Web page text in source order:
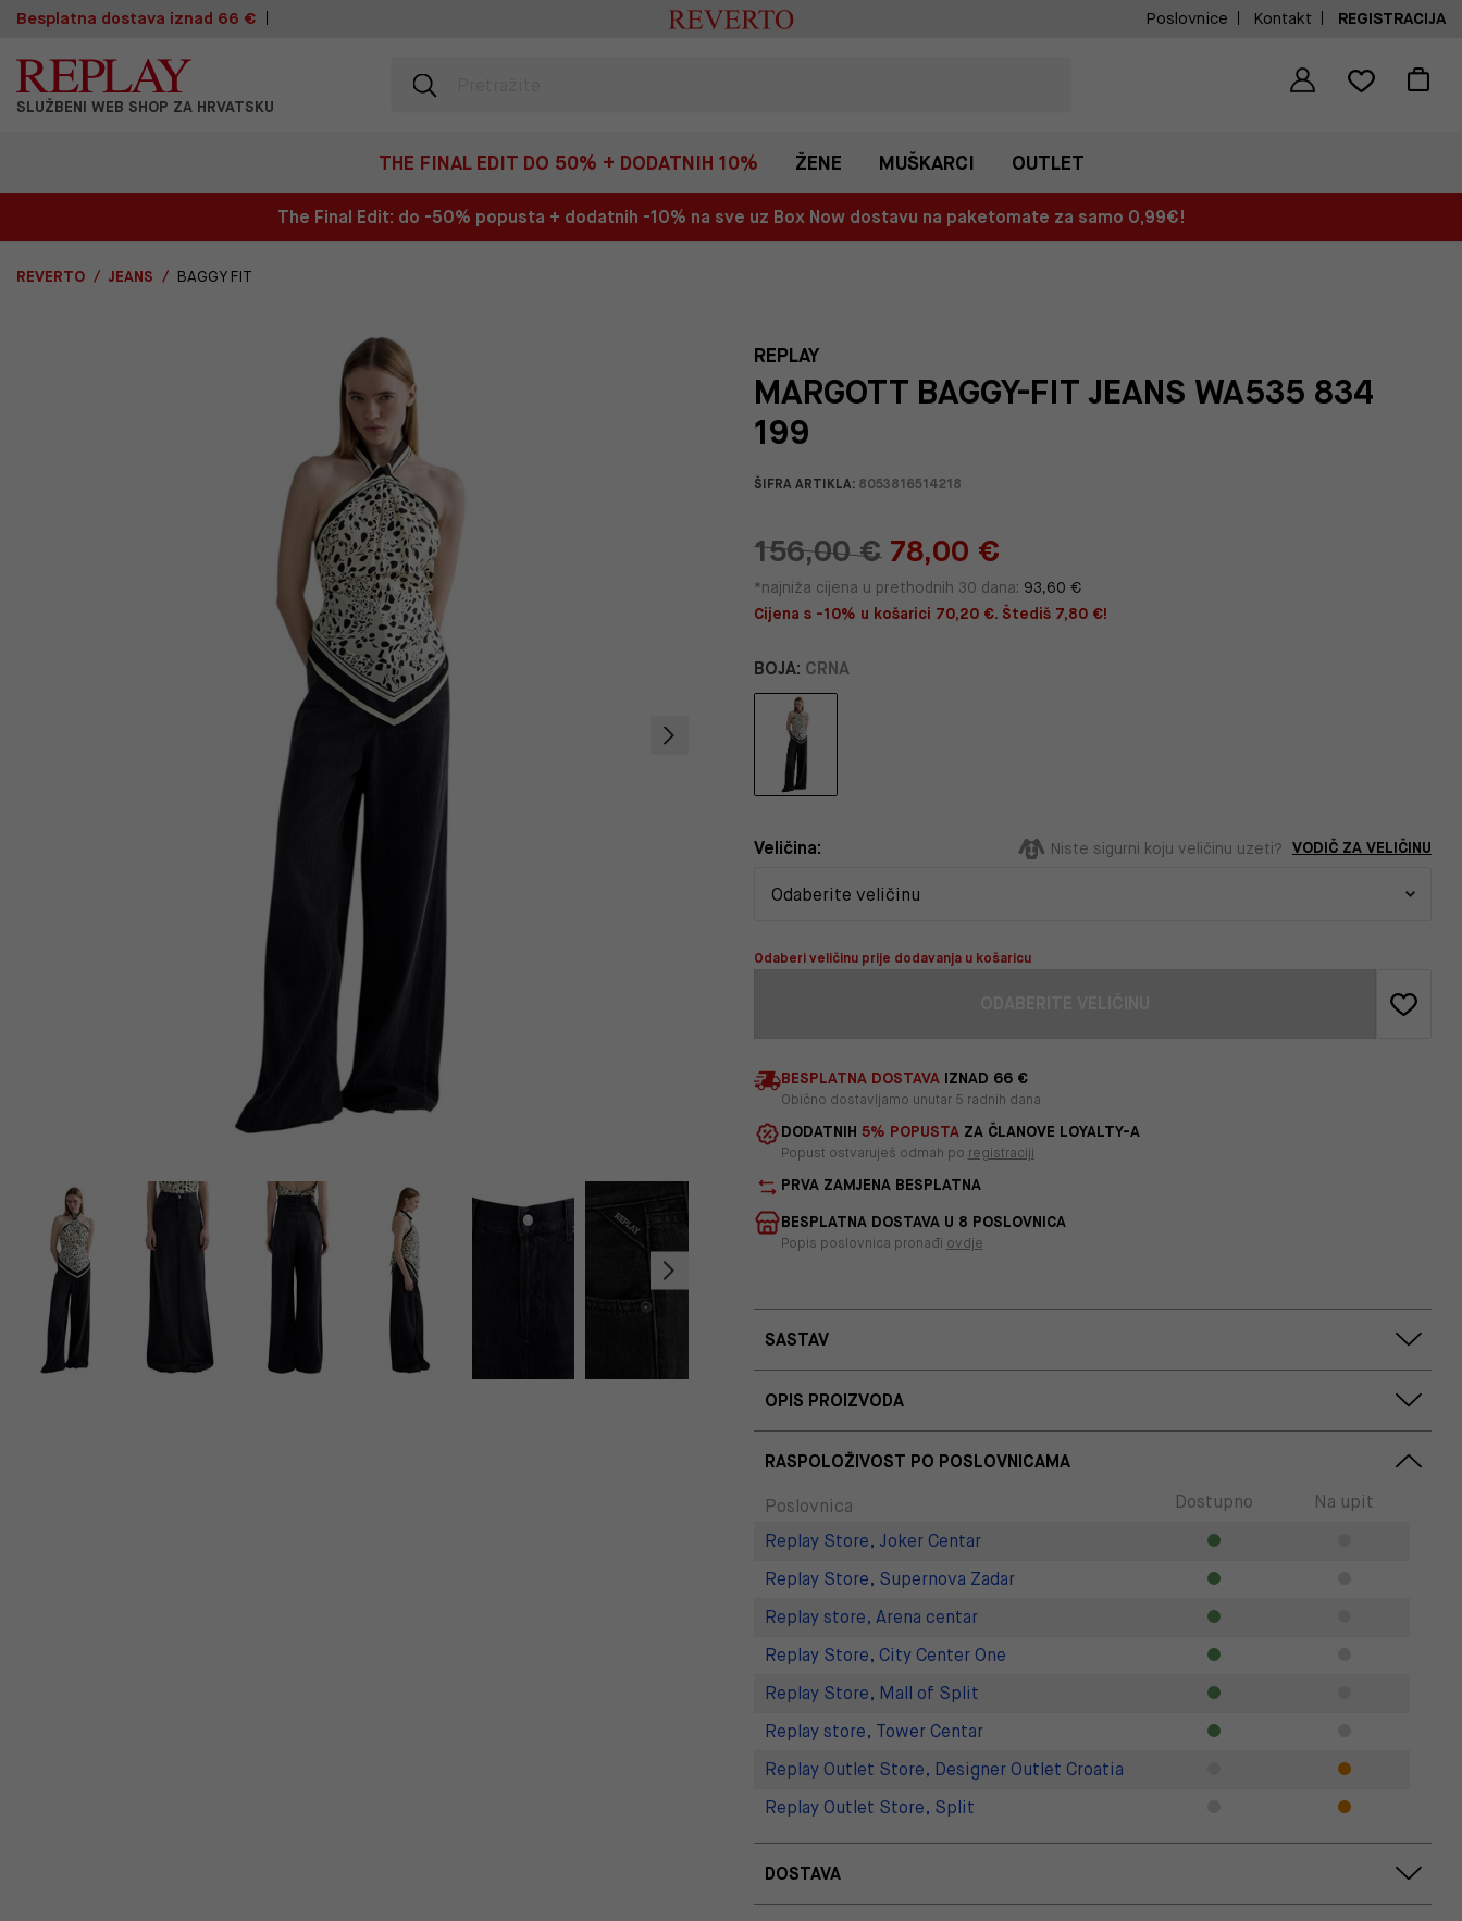
Besplatna dostava iznad 66 € Poslovnice Kontakt REGISTRACIJA
SLUŽBENI WEB SHOP ZA HRVATSKU
THE FINAL EDIT DO 50% + DODATNIH 10% ŽENE MUŠKARCI OUTLET
The Final Edit: do -50% popusta + dodatnih -10% na sve uz Box Now dostavu na paketomate za samo 0,99€!
REVERTO JEANS BAGGY FIT
REPLAY
MARGOTT BAGGY-FIT JEANS WA535 834
199
ŠIFRA ARTIKLA:8053816514218
156,00 € 78,00 €
*najniža cijena u prethodnih 30 dana: 93,60 €
Cijena s -10% u košarici 70,20 €. Štediš 7,80 €!
BOJA: CRNA
Veličina: Niste sigurni koju veličinu uzeti? VODIČ ZA VELIČINU
Odaberi veličinu prije dodavanja u košaricu
BESPLATNA DOSTAVAIZNAD 66 €
Obično dostavljamo unutar 5 radnih dana
DODATNIH 5% POPUSTAZA ČLANOVE LOYALTY-A
Popust ostvaruješ odmah po registraciji
PRVA ZAMJENA BESPLATNA
BESPLATNA DOSTAVA U 8 POSLOVNICA
Popis poslovnica pronađi ovdje
SASTAV
OPIS PROIZVODA
RASPOLOŽIVOST PO POSLOVNICAMA
Poslovnica
Dostupno
Na upit
Replay Store, Joker Centar
Replay Store, Supernova Zadar
Replay store, Arena centar
Replay Store, City Center One
Replay Store, Mall of Split
Replay store, Tower Centar
Replay Outlet Store, Designer Outlet Croatia
Replay Outlet Store, Split
DOSTAVA